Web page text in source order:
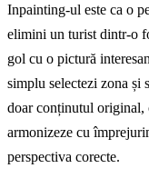
Inpainting-ul este ca o
elimini un turist dintr-o
gol cu o pictură
simplu selectezi zona și
doar conținutul original,
armonizeze cu
perspectiva corecte.